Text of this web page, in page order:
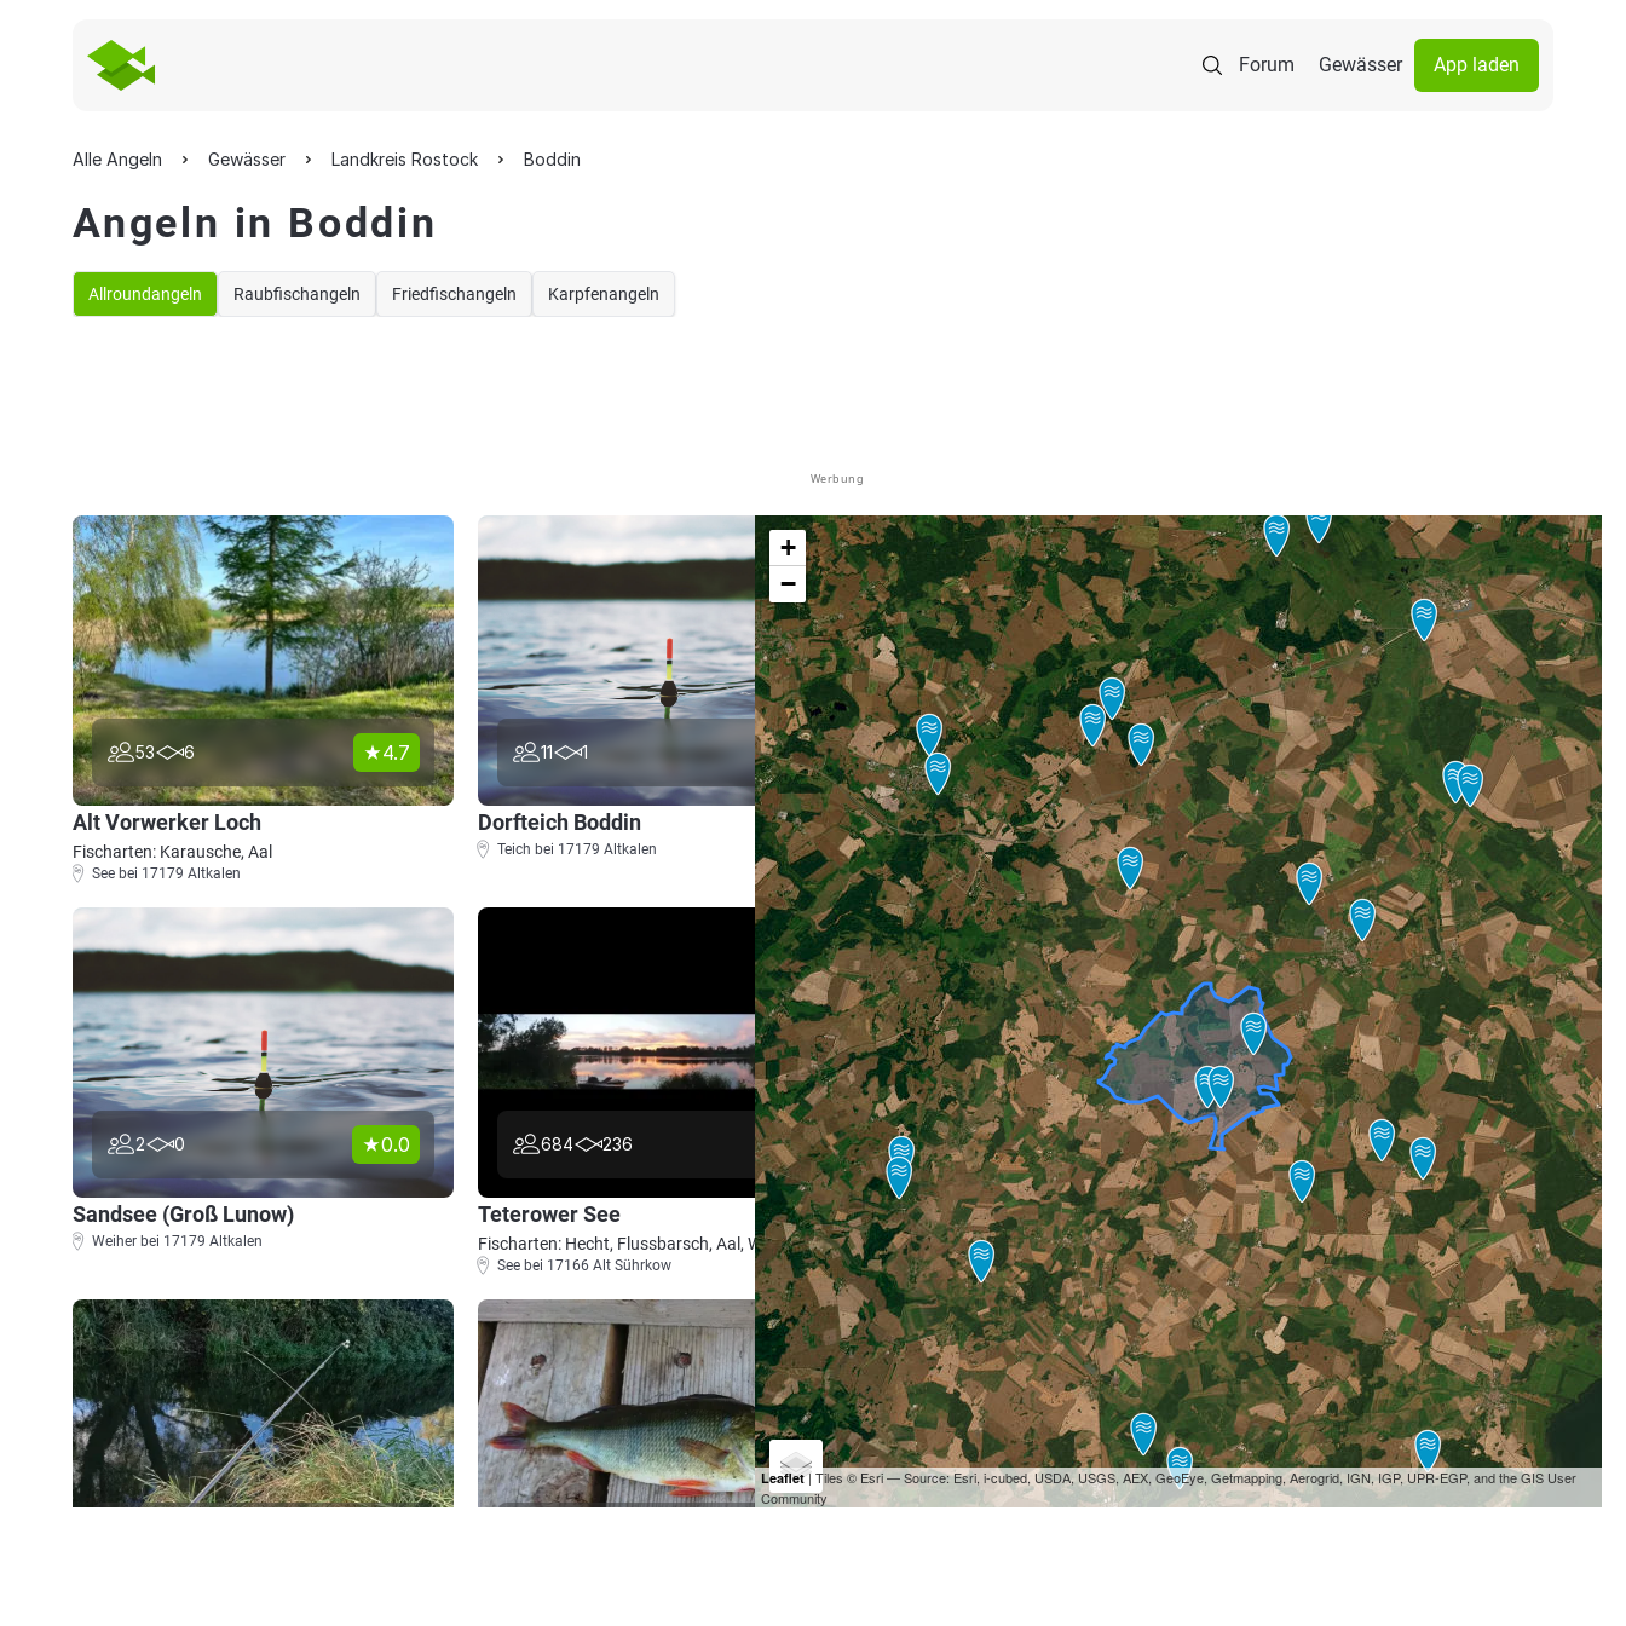
Forum Gewässer App laden
Alle Angeln Gewässer Landkreis Rostock Boddin
Angeln in Boddin
Allroundangeln Raubfischangeln Friedfischangeln Karpfenangeln
Werbung
53 6 4.7
Alt Vorwerker Loch
Fischarten: Karausche, Aal
See bei 17179 Altkalen
11 1 5.0
Dorfteich Boddin
Teich bei 17179 Altkalen
2 0 0.0
Sandsee (Groß Lunow)
Weiher bei 17179 Altkalen
684 236 4.6
Teterower See
Fischarten: Hecht, Flussbarsch, Aal, Wels, Karpfen
See bei 17166 Alt Sührkow
+
−
Leaflet| Tiles © Esri — Source: Esri, i-cubed, USDA, USGS, AEX, GeoEye, Getmapping, Aerogrid, IGN, IGP, UPR-EGP, and the GIS User
Community